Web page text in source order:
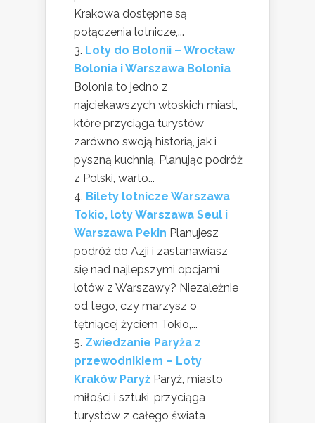
Krakowa dostępne są
połączenia lotnicze,...
Loty do Bolonii – Wrocław
Bolonia i Warszawa Bolonia
Bolonia to jedno z
najciekawszych włoskich miast,
które przyciąga turystów
zarówno swoją historią, jak i
pyszną kuchnią. Planując podróż
z Polski, warto...
Bilety lotnicze Warszawa
Tokio, loty Warszawa Seul i
Warszawa Pekin Planujesz
podróż do Azji i zastanawiasz
się nad najlepszymi opcjami
lotów z Warszawy? Niezależnie
od tego, czy marzysz o
tętniącej życiem Tokio,...
Zwiedzanie Paryża z
przewodnikiem – Loty
Kraków Paryż Paryż, miasto
miłości i sztuki, przyciąga
turystów z całego świata